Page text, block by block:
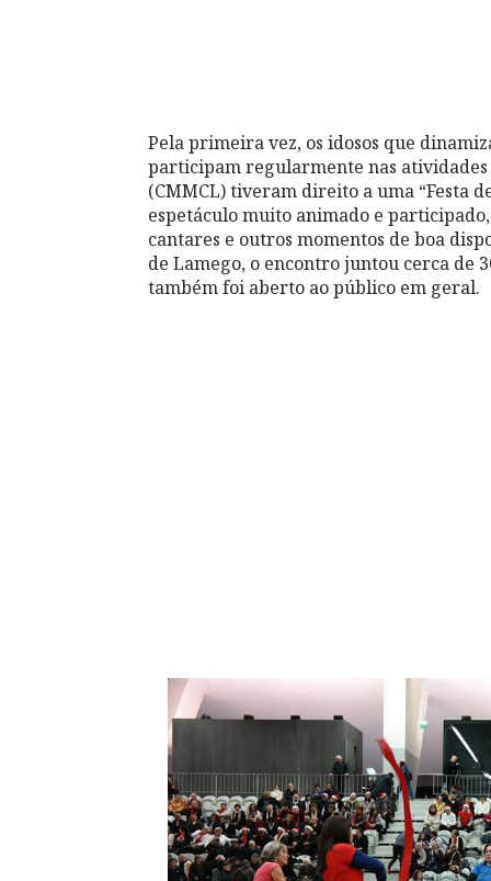
Pela primeira vez, os idosos que
participam regularmente nas
(CMMCL) tiveram direito a uma “Festa
espetáculo muito animado e
cantares e outros momentos de boa
de Lamego, o encontro juntou cerca de
também foi aberto ao público em geral.